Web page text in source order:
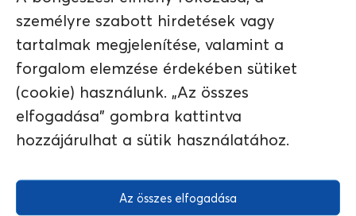
személyre szabott hirdetések vagy
tartalmak megjelenítése, valamint a
forgalom elemzése érdekében sütiket
(cookie) használunk. „Az összes
elfogadása" gombra kattintva
hozzájárulhat a sütik használatához.
Az összes elfogadása
← VISSZA A
BOLTBA
JELENLEG NEM
ELÉRHETŐ
EZ A KÁVÉ MOST ÉPP ELFOGYOTT…
(BOLÍVIA)